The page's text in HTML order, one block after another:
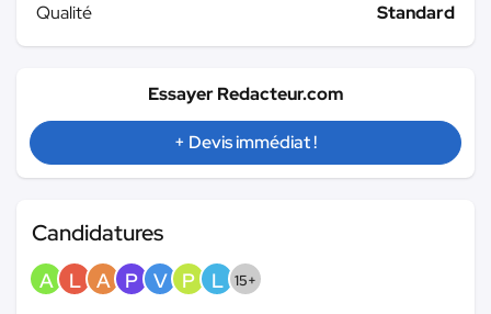
Qualité
Standard
Essayer Redacteur.com
+ Devis immédiat !
Candidatures
A L A P V P L 15+